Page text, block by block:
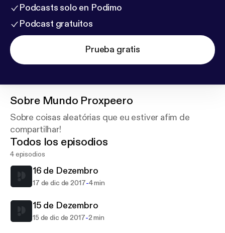
Podcasts solo en Podimo
Podcast gratuitos
Prueba gratis
Sobre Mundo Proxpeero
Sobre coisas aleatórias que eu estiver afim de
compartilhar!
Todos los episodios
4 episodios
16 de Dezembro
17 de dic de 2017-4 min
15 de Dezembro
15 de dic de 2017-2 min